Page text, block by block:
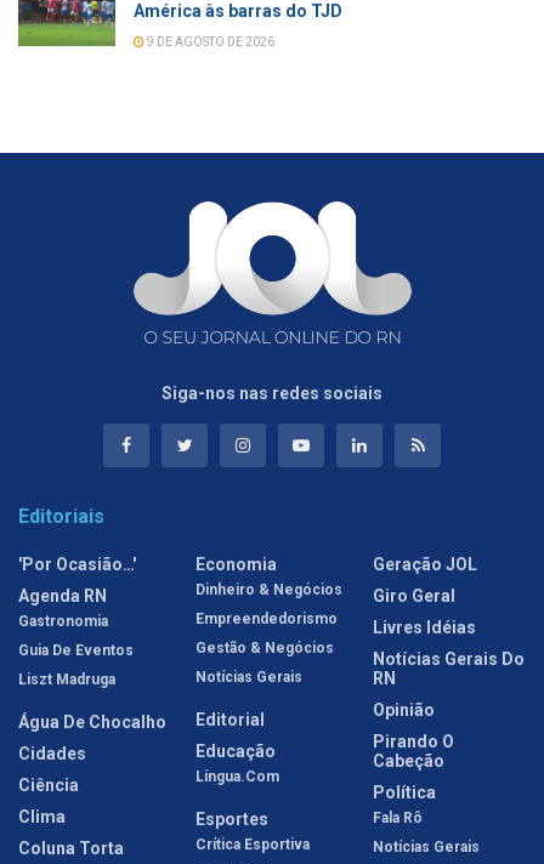
América às barras do TJD
9 DE AGOSTO DE 2026
Siga-nos nas redes sociais
Editoriais
'Por Ocasião…'
Agenda RN
Gastronomia
Guia De Eventos
Liszt Madruga
Água De Chocalho
Cidades
Ciência
Clima
Coluna Torta
Economia
Dinheiro & Negócios
Empreendedorismo
Gestão & Negócios
Notícias Gerais
Editorial
Educação
Língua.com
Esportes
Crítica Esportiva
Geração JOL
Giro Geral
Livres Idéias
Notícias Gerais Do
RN
Opinião
Pirando O
Cabeção
Política
Fala Rô
Notícias Gerais